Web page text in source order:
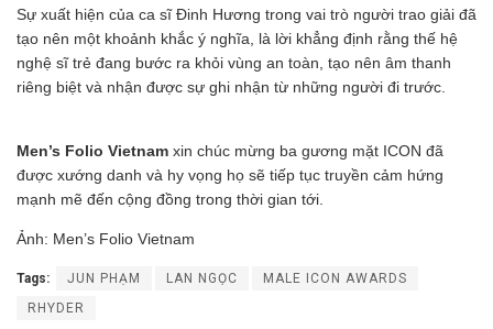
Sự xuất hiện của ca sĩ Đinh Hương trong vai trò người trao giải đã
tạo nên một khoảnh khắc ý nghĩa, là lời khẳng định rằng thế hệ
nghệ sĩ trẻ đang bước ra khỏi vùng an toàn, tạo nên âm thanh
riêng biệt và nhận được sự ghi nhận từ những người đi trước.
Men’s Folio Vietnam xin chúc mừng ba gương mặt ICON đã
được xướng danh và hy vọng họ sẽ tiếp tục truyền cảm hứng
mạnh mẽ đến cộng đồng trong thời gian tới.
Ảnh: Men’s Folio Vietnam
Tags: JUN PHẠM LAN NGỌC
MALE ICON AWARDS
RHYDER